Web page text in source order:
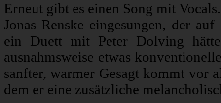
Erneut gibt es einen Song mit
Jonas Renske eingesungen, der
ein Duett mit Peter Dolving
ausnahmsweise etwas
sanfter, warmer Gesagt kommt vor
dem er eine zusätzliche